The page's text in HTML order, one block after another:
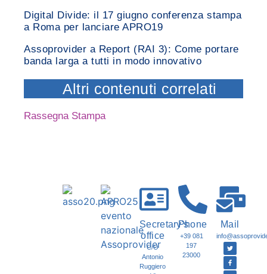
Digital Divide: il 17 giugno conferenza stampa
a Roma per lanciare APRO19
Assoprovider a Report (RAI 3): Come portare
banda larga a tutti in modo innovativo
Altri contenuti correlati
Rassegna Stampa
Secretary's
office
C/O
Antonio
Ruggiero
Phone
+39 081
197
23000
Mail